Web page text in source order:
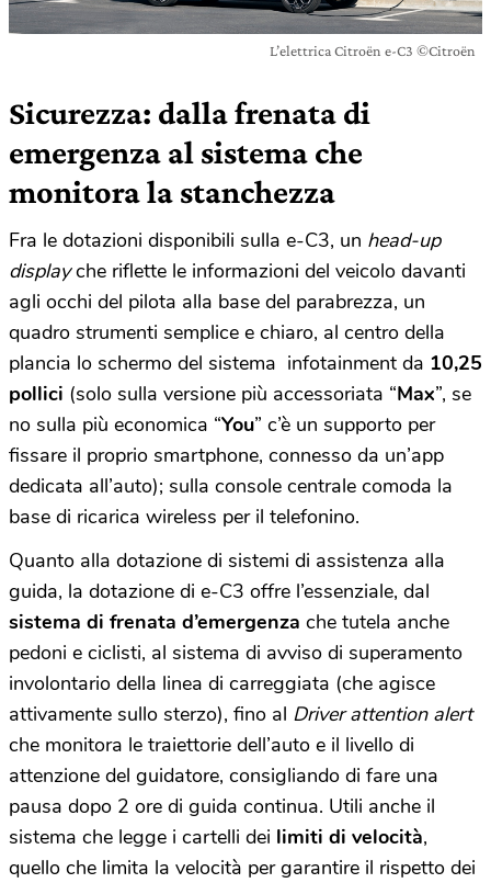
L’elettrica Citroën e-C3 ©Citroën
Sicurezza: dalla frenata di
emergenza al sistema che
monitora la stanchezza
Fra le dotazioni disponibili sulla e-C3, un head-up
displayche riflette le informazioni del veicolo davanti
agli occhi del pilota alla base del parabrezza, un
quadro strumenti semplice e chiaro, al centro della
plancia lo schermo del sistema infotainment da 10,25
pollici (solo sulla versione più accessoriata “Max”, se
no sulla più economica “You” c’è un supporto per
fissare il proprio smartphone, connesso da un’app
dedicata all’auto); sulla console centrale comoda la
base di ricarica wireless per il telefonino.
Quanto alla dotazione di sistemi di assistenza alla
guida, la dotazione di e-C3 offre l’essenziale, dal
sistema di frenata d’emergenza che tutela anche
pedoni e ciclisti, al sistema di avviso di superamento
involontario della linea di carreggiata (che agisce
attivamente sullo sterzo), fino al Driver attention alert
che monitora le traiettorie dell’auto e il livello di
attenzione del guidatore, consigliando di fare una
pausa dopo 2 ore di guida continua. Utili anche il
sistema che legge i cartelli dei limiti di velocità,
quello che limita la velocità per garantire il rispetto dei